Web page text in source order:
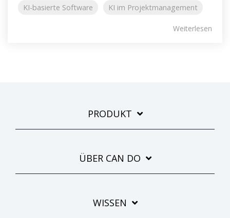
KI-basierte Software KI im Projektmanagement
Weiterlesen
PRODUKT
ÜBER CAN DO
WISSEN